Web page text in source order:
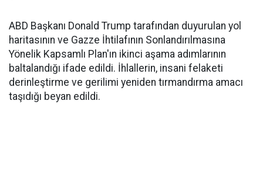
ABD Başkanı Donald Trump tarafından duyurulan yol
haritasının ve Gazze İhtilafının Sonlandırılmasına
Yönelik Kapsamlı Plan'ın ikinci aşama adımlarının
baltalandığı ifade edildi. İhlallerin, insani felaketi
derinleştirme ve gerilimi yeniden tırmandırma amacı
taşıdığı beyan edildi.